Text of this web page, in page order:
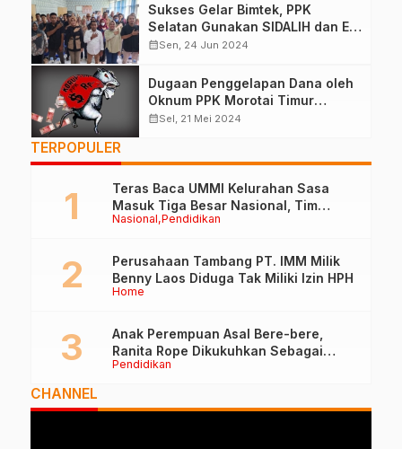
Sukses Gelar Bimtek, PPK
Selatan Gunakan SIDALIH dan E-
Coklit Untuk Pemutahiran Data
calendar_monthSen, 24 Jun 2024
Dugaan Penggelapan Dana oleh
Oknum PPK Morotai Timur
Berinisial (AL)
calendar_monthSel, 21 Mei 2024
TERPOPULER
Nasional Pendidikan
Teras Baca UMMI Kelurahan Sasa
Masuk Tiga Besar Nasional, Tim
Penilai Lakukan Visitasi di Ternate
Home
Perusahaan Tambang PT. IMM Milik
Benny Laos Diduga Tak Miliki Izin HPH
Pendidikan
Anak Perempuan Asal Bere-bere,
Ranita Rope Dikukuhkan Sebagai
Guru Besar dan Rektor Ummu
CHANNEL